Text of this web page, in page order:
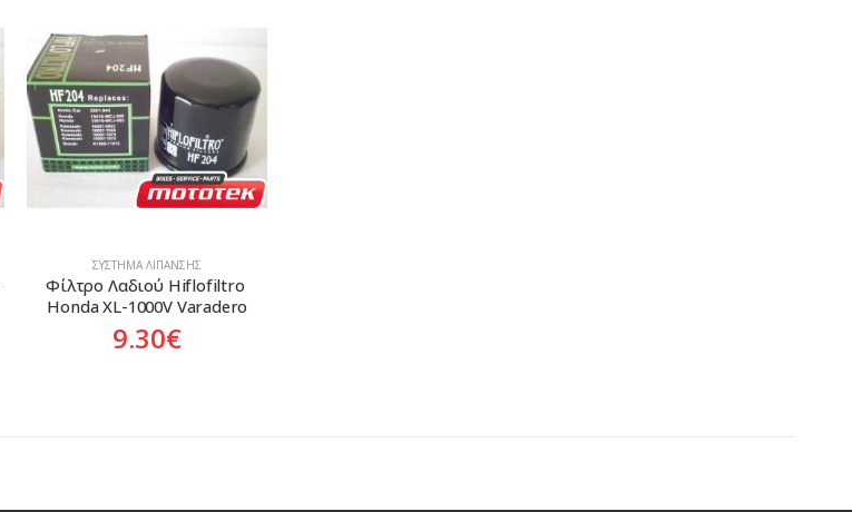
ΣΎΣΤΗΜΑ ΛΊΠΑΝΣΗΣ
Φίλτρο Λαδιού Hiflofiltro
Honda XL-1000V Varadero
9.30€